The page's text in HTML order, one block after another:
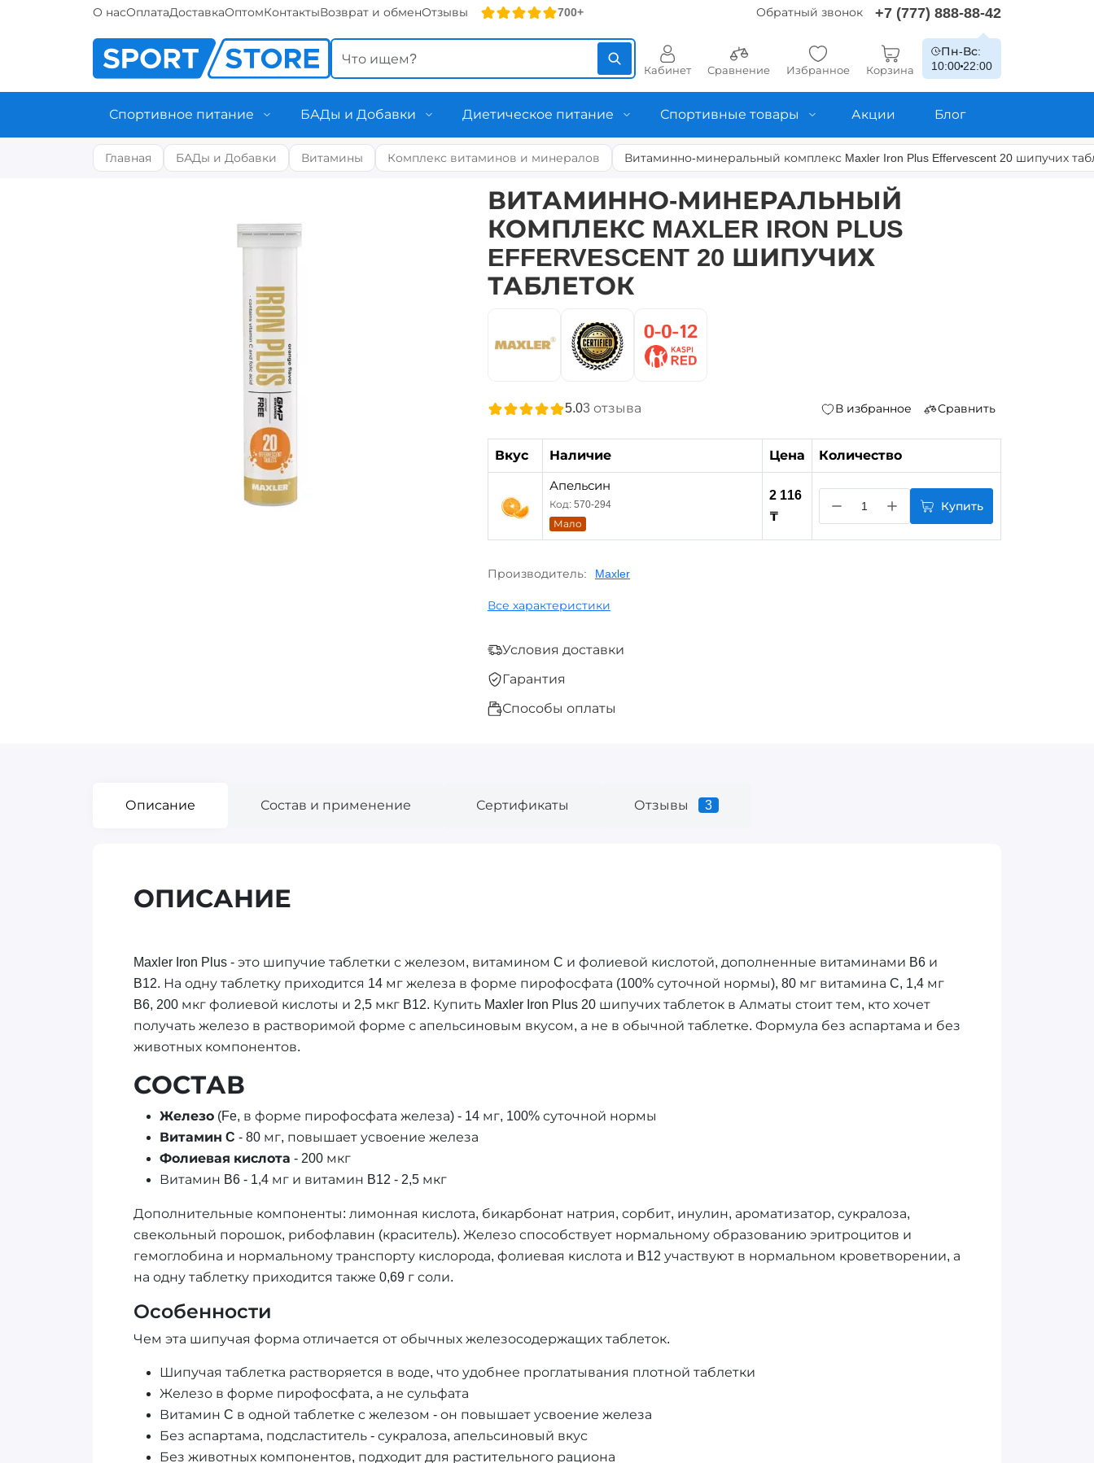
О насОплатаДоставкаОптомКонтактыВозврат и обменОтзывы 700+ Обратный звонок +7 (777) 888-88-42
Кабинет Сравнение Избранное Корзина
Пн-Вс:
10:00 22:00
Спортивное питание БАДы и Добавки Диетическое питание Спортивные товары Акции Блог
Главная БАДы и Добавки Витамины Комплекс витаминов и минералов Витаминно-минеральный комплекс Maxler Iron Plus Effervescent 20 шипучих
ВИТАМИННО-МИНЕРАЛЬНЫЙ
КОМПЛЕКС MAXLER IRON PLUS
EFFERVESCENT 20 ШИПУЧИХ
ТАБЛЕТОК
5.03отзыва В избранное Сравнить
Вкус Наличие Цена Количество
Апельсин
Код: 570-294
Мало
2 116
₸
Купить
Производитель: Maxler
Все характеристики
Условия доставки
Гарантия
Способы оплаты
Описание Состав и применение Сертификаты Отзывы 3
ОПИСАНИЕ
Maxler Iron Plus - это шипучие таблетки с железом, витамином C и фолиевой кислотой, дополненные витаминами B6 и
B12. На одну таблетку приходится 14 мг железа в форме пирофосфата (100% суточной нормы), 80 мг витамина C, 1,4 мг
B6, 200 мкг фолиевой кислоты и 2,5 мкг B12. Купить Maxler Iron Plus 20 шипучих таблеток в Алматы стоит тем, кто хочет
получать железо в растворимой форме с апельсиновым вкусом, а не в обычной таблетке. Формула без аспартама и без
животных компонентов.
СОСТАВ
Железо(Fe, в форме пирофосфата железа) - 14 мг, 100% суточной нормы
Витамин C - 80 мг, повышает усвоение железа
Фолиевая кислота - 200 мкг
Витамин B6 - 1,4 мг и витамин B12 - 2,5 мкг
Дополнительные компоненты: лимонная кислота, бикарбонат натрия, сорбит, инулин, ароматизатор, сукралоза,
свекольный порошок, рибофлавин (краситель). Железо способствует нормальному образованию эритроцитов и
гемоглобина и нормальному транспорту кислорода, фолиевая кислота и B12 участвуют в нормальном кроветворении, а
на одну таблетку приходится также 0,69 г соли.
Особенности
Чем эта шипучая форма отличается от обычных железосодержащих таблеток.
Шипучая таблетка растворяется в воде, что удобнее проглатывания плотной таблетки
Железо в форме пирофосфата, а не сульфата
Витамин C в одной таблетке с железом - он повышает усвоение железа
Без аспартама, подсластитель - сукралоза, апельсиновый вкус
Без животных компонентов, подходит для растительного рациона